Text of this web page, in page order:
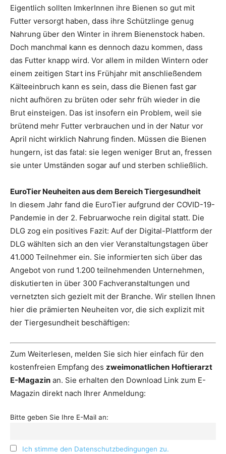
Eigentlich sollten ImkerInnen ihre Bienen so gut mit
Futter versorgt haben, dass ihre Schützlinge genug
Nahrung über den Winter in ihrem Bienenstock haben.
Doch manchmal kann es dennoch dazu kommen, dass
das Futter knapp wird. Vor allem in milden Wintern oder
einem zeitigen Start ins Frühjahr mit anschließendem
Kälteeinbruch kann es sein, dass die Bienen fast gar
nicht aufhören zu brüten oder sehr früh wieder in die
Brut einsteigen. Das ist insofern ein Problem, weil sie
brütend mehr Futter verbrauchen und in der Natur vor
April nicht wirklich Nahrung finden. Müssen die Bienen
hungern, ist das fatal: sie legen weniger Brut an, fressen
sie unter Umständen sogar auf und sterben schließlich.
EuroTier Neuheiten aus dem Bereich Tiergesundheit
In diesem Jahr fand die EuroTier aufgrund der COVID-19-
Pandemie in der 2. Februarwoche rein digital statt. Die
DLG zog ein positives Fazit: Auf der Digital-Plattform der
DLG wählten sich an den vier Veranstaltungstagen über
41.000 Teilnehmer ein. Sie informierten sich über das
Angebot von rund 1.200 teilnehmenden Unternehmen,
diskutierten in über 300 Fachveranstaltungen und
vernetzten sich gezielt mit der Branche. Wir stellen Ihnen
hier die prämierten Neuheiten vor, die sich explizit mit
der Tiergesundheit beschäftigen:
Zum Weiterlesen, melden Sie sich hier einfach für den
kostenfreien Empfang des zweimonatlichen Hoftierarzt
E-Magazin an. Sie erhalten den Download Link zum E-
Magazin direkt nach Ihrer Anmeldung:
Bitte geben Sie Ihre E-Mail an:
Ich stimme den Datenschutzbedingungen zu.